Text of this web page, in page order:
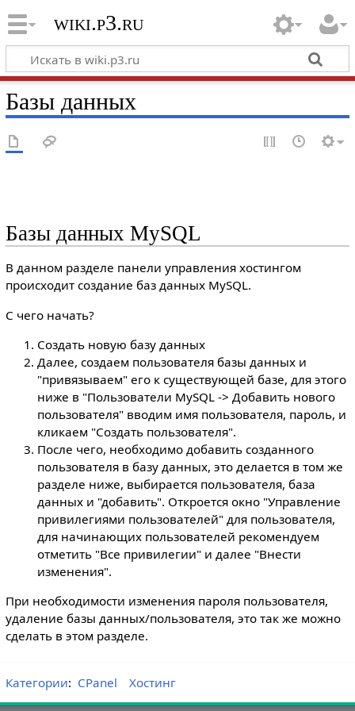
wiki.p3.ru
Базы данных
Базы данных MySQL
В данном разделе панели управления хостингом
происходит создание баз данных MySQL.
С чего начать?
Создать новую базу данных
Далее, создаем пользователя базы данных и
"привязываем" его к существующей базе, для этого
ниже в "Пользователи MySQL -> Добавить нового
пользователя" вводим имя пользователя, пароль, и
кликаем "Создать пользователя".
После чего, необходимо добавить созданного
пользователя в базу данных, это делается в том же
разделе ниже, выбирается пользователя, база
данных и "добавить". Откроется окно "Управление
привилегиями пользователей" для пользователя,
для начинающих пользователей рекомендуем
отметить "Все привилегии" и далее "Внести
изменения".
При необходимости изменения пароля пользователя,
удаление базы данных/пользователя, это так же можно
сделать в этом разделе.
Категории: CPanel Хостинг